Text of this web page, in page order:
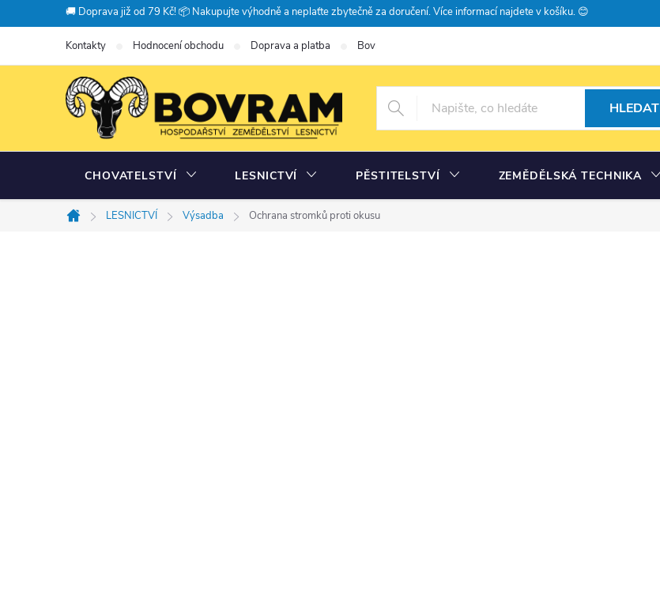
na
🚚 Doprava již od 79 Kč! 📦 Nakupujte výhodně a neplaťte zbytečně za doručení. Více informací najdete v košíku. 😊
Kontakty Hodnocení obchodu Doprava a platba Bovramova poradna
HLEDAT
CHOVATELSTVÍ LESNICTVÍ PĚSTITELSTVÍ ZEMĚDĚLSKÁ TECHNIKA
Domů
LESNICTVÍ Výsadba Ochrana stromků proti okusu